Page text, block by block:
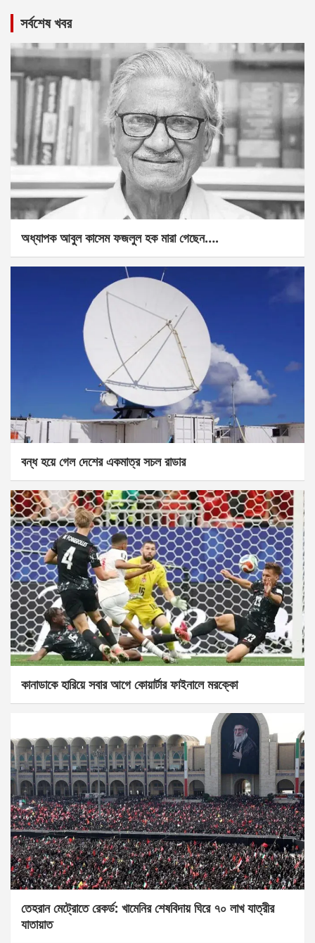
সর্বশেষ খবর
অধ্যাপক আবুল কাসেম ফজলুল হক মারা গেছেন….
বন্ধ হয়ে গেল দেশের একমাত্র সচল রাডার
কানাডাকে হারিয়ে সবার আগে কোয়ার্টার ফাইনালে মরক্কো
তেহরান মেট্রোতে রেকর্ড: খামেনির শেষবিদায় ঘিরে ৭০ লাখ যাত্রীর
যাতায়াত